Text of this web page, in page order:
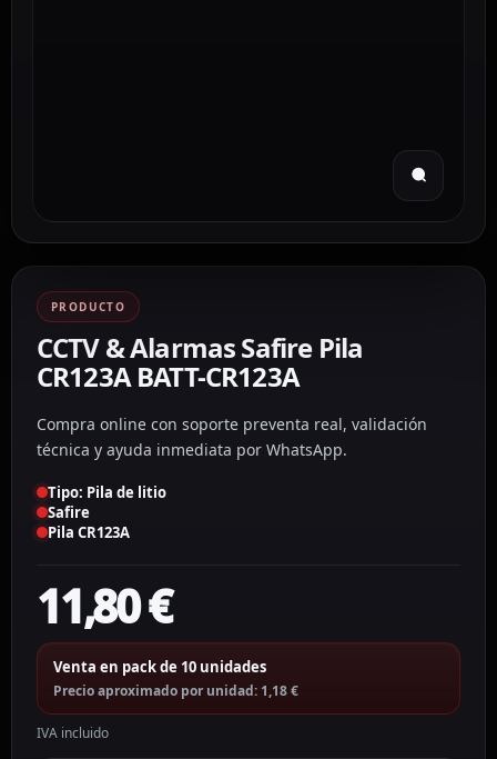
PRODUCTO
CCTV & Alarmas Safire Pila
CR123A BATT-CR123A
Compra online con soporte preventa real, validación
técnica y ayuda inmediata por WhatsApp.
Tipo: Pila de litio
Safire
Pila CR123A
11,80€
Venta en pack de 10 unidades
Precio aproximado por unidad: 1,18 €
IVA incluido